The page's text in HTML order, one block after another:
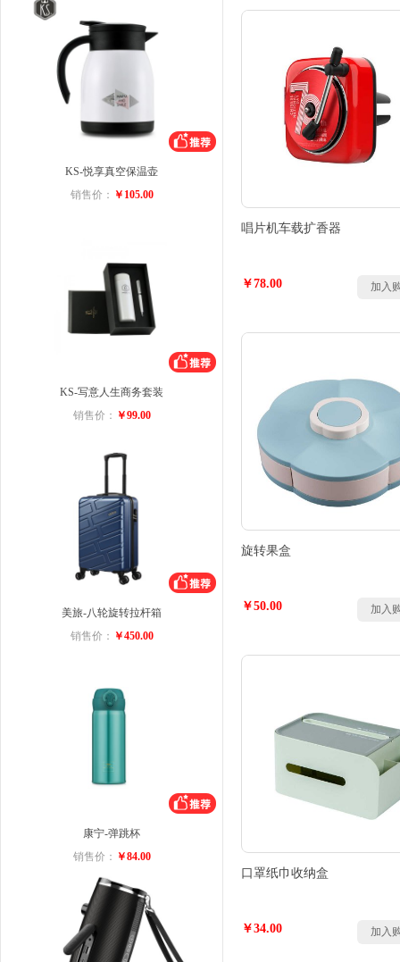
KS-悦享真空保温壶
销售价： ￥105.00
KS-写意人生商务套装
销售价： ￥99.00
美旅-八轮旋转拉杆箱
销售价： ￥450.00
康宁-弹跳杯
销售价： ￥84.00
唱片机车载扩香器
￥78.00 加入
旋转果盒
￥50.00 加入
口罩纸巾收纳盒
￥34.00 加入